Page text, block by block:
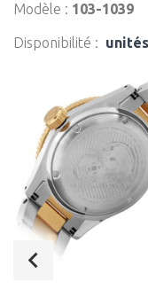
Modèle : 103-1039
Disponibilité :